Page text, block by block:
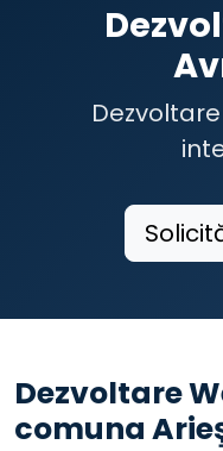
Dezvoltare
comuna